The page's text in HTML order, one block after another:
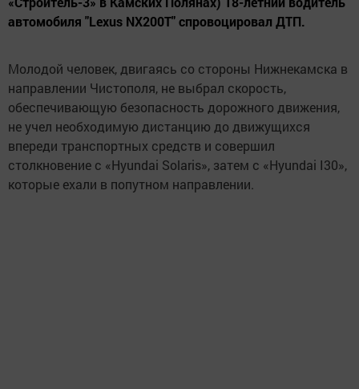
автомобиля "Lexus NX200T" спровоцировал ДТП.
Молодой человек, двигаясь со стороны Нижнекамска в
направлении Чистополя, не выбрал скорость,
обеспечивающую безопасность дорожного движения,
не учел необходимую дистанцию до движущихся
впереди транспортных средств и совершил
столкновение с «Hyundai Solaris», затем с «Hyundai I30»,
которые ехали в попутном направлении.